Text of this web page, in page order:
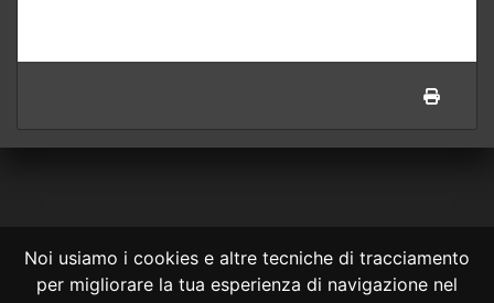
Noi usiamo i cookies e altre tecniche di tracciamento
per migliorare la tua esperienza di navigazione nel
CONSULTA ONLINE DAL 1995 -NOTE LEGALI